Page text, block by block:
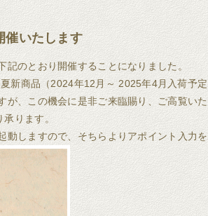
催いたします
のとおり開催することになりました。
新商品（2024年12月～ 2025年4月入荷予定
が、この機会に是非ご来臨賜り、ご高覧い
ります。
しますので、そちらよりアポイント入力を